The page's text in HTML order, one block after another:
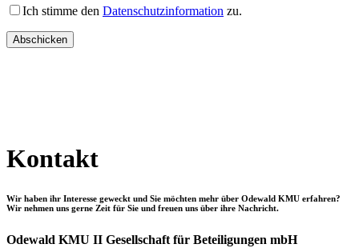
Ich stimme den Datenschutzinformation zu.
Kontakt
Wir haben ihr Interesse geweckt und Sie möchten mehr über Odewald KMU erfahren?
Wir nehmen uns gerne Zeit für Sie und freuen uns über ihre Nachricht.
Odewald KMU II Gesellschaft für Beteiligungen mbH